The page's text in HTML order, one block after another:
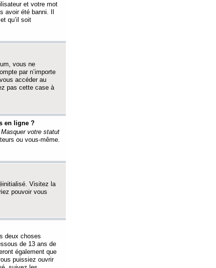
et votre mot
été banni. Il
qu’il soit
vous ne
par n’importe
accéder au
pas cette case à
en ligne ?
Masquer votre statut
ou vous-même.
Visitez la
pouvoir vous
deux choses
de 13 ans de
également que
puissiez ouvrir